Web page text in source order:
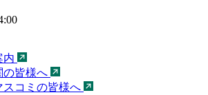
内
の皆様へ
スコミの皆様へ